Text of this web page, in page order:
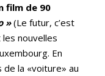
film de 90
»(Le futur, c’est
nouvelles
En
de la «voiture» au